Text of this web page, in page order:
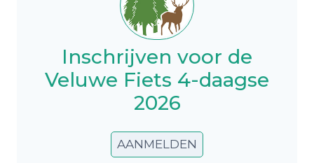
Inschrijven voor de
Veluwe Fiets 4-daagse
2026
AANMELDEN